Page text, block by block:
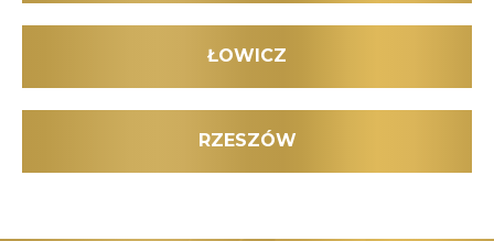
ŁOWICZ
RZESZÓW